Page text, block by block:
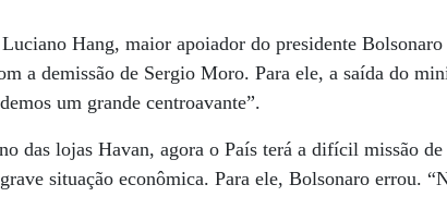
Hang, maior apoiador do presidente
a demissão de Sergio Moro. Para ele, a saída do
um grande centroavante”.
das lojas Havan, agora o País terá a difícil missão
situação econômica. Para ele, Bolsonaro errou.